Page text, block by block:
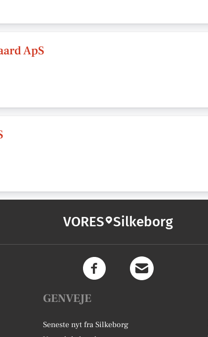
ApS
VORES Silkeborg
GENVEJE
Seneste nyt fra Silkeborg